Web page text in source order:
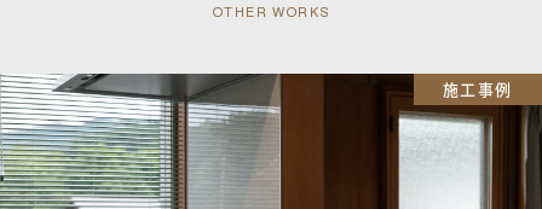
OTHER WORKS
施工事例